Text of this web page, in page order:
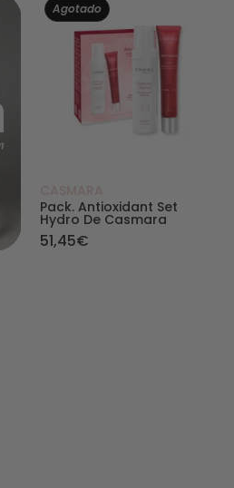
Agotado
Pack. Antioxidant Set
Hydro De Casmara
51,45€